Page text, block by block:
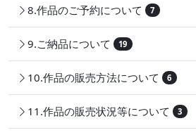
8.作品のご予約について 7
9.ご納品について 19
10.作品の販売方法について 6
11.作品の販売状況等について 3